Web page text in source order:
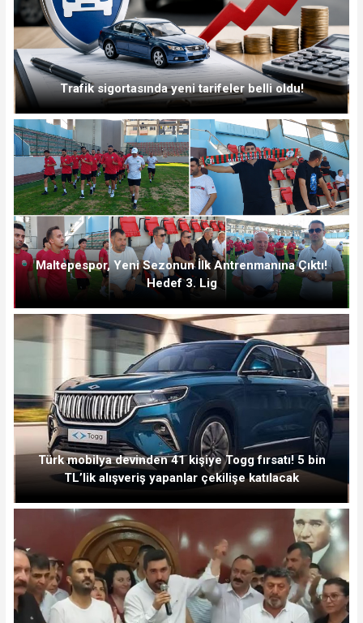
Trafik sigortasında yeni tarifeler belli oldu!
Maltepespor, Yeni Sezonun İlk Antrenmanına Çıktı!
Hedef 3. Lig
Türk mobilya devinden 41 kişiye Togg fırsatı! 5 bin
TL’lik alışveriş yapanlar çekilişe katılacak